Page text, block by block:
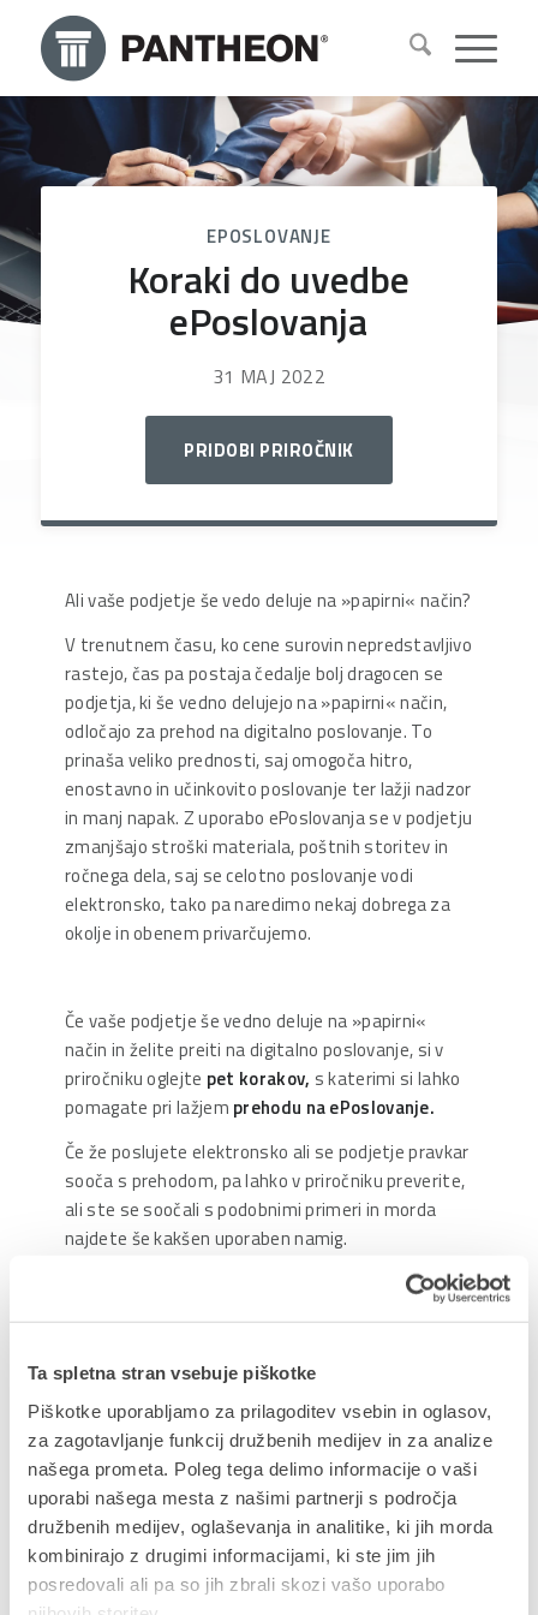
Ta spletna stran vsebuje piškotke
Piškotke uporabljamo za prilagoditev vsebin in oglasov,
za zagotavljanje funkcij družbenih medijev in za analize
našega prometa. Poleg tega delimo informacije o vaši
uporabi našega mesta z našimi partnerji s področja
družbenih medijev, oglaševanja in analitike, ki jih morda
kombinirajo z drugimi informacijami, ki ste jim jih
posredovali ali pa so jih zbrali skozi vašo uporabo
EPOSLOVANJE
Koraki do uvedbe
ePoslovanja
31 MAJ 2022
PRIDOBI PRIROČNIK
Ali vaše podjetje še vedo deluje na »papirni« način?
V trenutnem času, ko cene surovin nepredstavljivo
rastejo, čas pa postaja čedalje bolj dragocen se
podjetja, ki še vedno delujejo na »papirni« način,
odločajo za prehod na digitalno poslovanje. To
prinaša veliko prednosti, saj omogoča hitro,
enostavno in učinkovito poslovanje ter lažji nadzor
in manj napak. Z uporabo ePoslovanja se v podjetju
zmanjšajo stroški materiala, poštnih storitev in
ročnega dela, saj se celotno poslovanje vodi
elektronsko, tako pa naredimo nekaj dobrega za
okolje in obenem privarčujemo.
Če vaše podjetje še vedno deluje na »papirni«
način in želite preiti na digitalno poslovanje, si v
priročniku oglejte pet korakov, s katerimi si lahko
pomagate pri lažjem prehodu na ePoslovanje.
Če že poslujete elektronsko ali se podjetje pravkar
sooča s prehodom, pa lahko v priročniku preverite,
ali ste se soočali s podobnimi primeri in morda
najdete še kakšen uporaben namig.
Delite prispevek
NAZAJ NA PRIROČNIKE